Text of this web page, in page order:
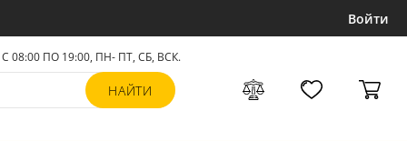
Войти
С 08:00 ПО 19:00, ПН- ПТ, СБ, ВСК.